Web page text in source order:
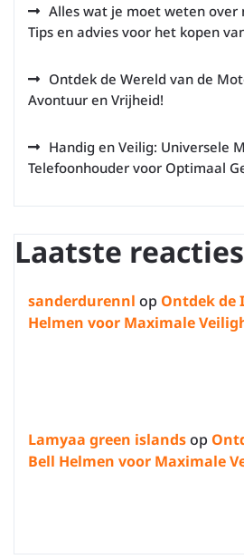
Alles wat je moet weten over
Tips en advies voor het kopen
Ontdek de Wereld van de
Avontuur en Vrijheid!
Handig en Veilig: Universele
Telefoonhouder voor Optimaal
Laatste reacties
sanderdurennl op Ontdek de
Helmen voor Maximale
Lamyaa green islandsop
Bell Helmen voor Maximale